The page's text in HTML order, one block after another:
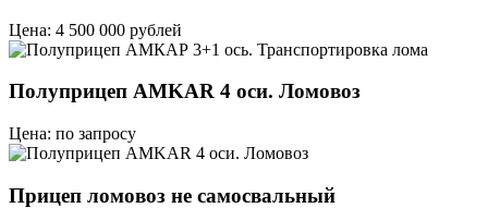
Цена: 4 500 000 рублей
Полуприцеп AMKAR 4 оси. Ломовоз
Цена: по запросу
Прицеп ломовоз не самосвальный